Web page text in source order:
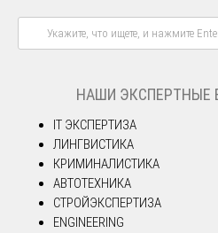
НАШИ
IT ЭКСПЕРТИЗА
ЛИНГВИСТИКА
КРИМИНАЛИСТИКА
АВТОТЕХНИКА
СТРОЙЭКСПЕРТИЗА
ENGINEERING